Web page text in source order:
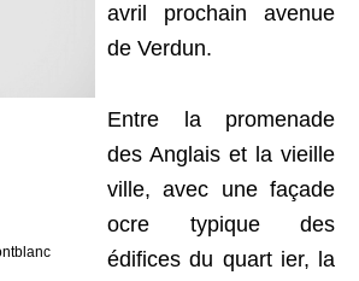
avril prochain avenue
de Verdun.
Entre la promenade
des Anglais et la vieille
ville, avec une façade
ocre typique des
édifices du quart ier, la